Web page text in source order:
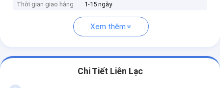
Thời gian giao hàng 1-15 ngày
Xem thêm
Chi Tiết Liên Lạc